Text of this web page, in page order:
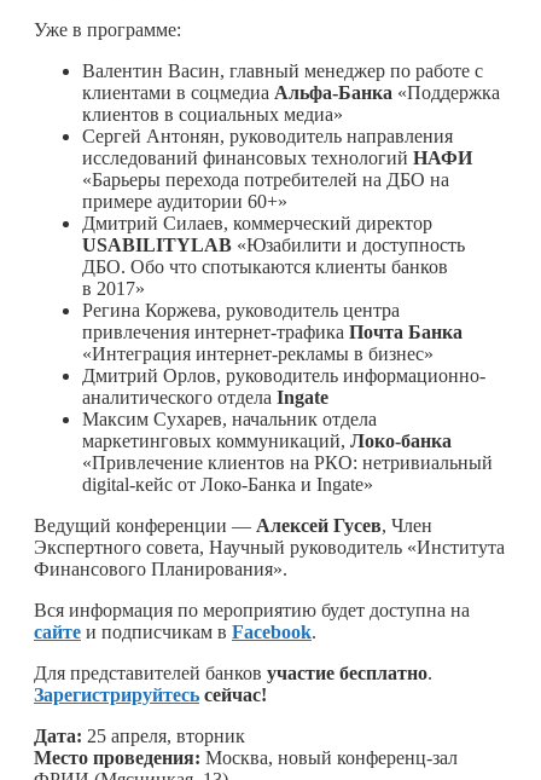
Уже в программе:
Валентин Васин, главный менеджер по работе с
клиентами в соцмедиа Альфа-Банка «Поддержка
клиентов в социальных медиа»
Сергей Антонян, руководитель направления
исследований финансовых технологий НАФИ
«Барьеры перехода потребителей на ДБО на
примере аудитории 60+»
Дмитрий Силаев, коммерческий директор
USABILITYLAB «Юзабилити и доступность
ДБО. Обо что спотыкаются клиенты банков
в 2017»
Регина Коржева, руководитель центра
привлечения интернет-трафика Почта Банка
«Интеграция интернет-рекламы в бизнес»
Дмитрий Орлов, руководитель информационно-
аналитического отдела Ingate
Максим Сухарев, начальник отдела
маркетинговых коммуникаций, Локо-банка
«Привлечение клиентов на РКО: нетривиальный
digital-кейс от Локо-Банка и Ingate»
Ведущий конференции — Алексей Гусев, Член
Экспертного совета, Научный руководитель «Института
Финансового Планирования».
Вся информация по мероприятию будет доступна на
сайте и подписчикам в Facebook.
Для представителей банков участие бесплатно.
Зарегистрируйтесь сейчас!
Дата: 25 апреля, вторник
Место проведения: Москва, новый конференц-зал